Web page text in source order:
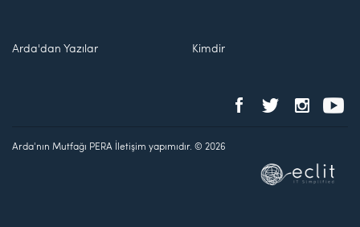
Arda'dan Yazılar Kimdir
Arda'nın Mutfağı PERA İletişim yapımıdır. © 2026